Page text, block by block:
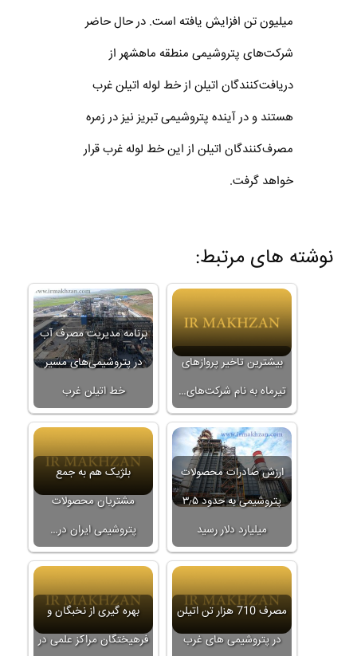
میلیون تن افزایش یافته است. در حال حاضر
شرکت‌های پتروشیمی منطقه ماهشهر از
دریافت‌کنندگان اتیلن از خط لوله اتیلن غرب
هستند و در آینده پتروشیمی تبریز نیز در زمره
مصرف‌کنندگان اتیلن از این خط لوله غرب قرار
خواهد گرفت.
نوشته های مرتبط:
برنامه مدیریت مصرف آب
در پتروشیمی‌های مسیر
خط اتیلن غرب
بیشترین تاخیر پروازهای
تیرماه به نام شرکت‌های…
بلژیک هم به جمع
مشتریان محصولات
پتروشیمی ایران در…
ارزش صادرات محصولات
پتروشیمی به حدود ۳٫۵
میلیارد دلار رسید
بهره گیری از نخبگان و
فرهیختگان مراکز علمی در
مصرف 710 هزار تن اتیلن
در پتروشیمی های غرب